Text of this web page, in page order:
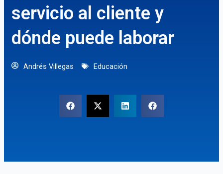
servicio al cliente y
dónde puede laborar
Andrés Villegas Educación